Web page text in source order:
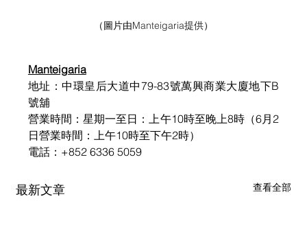
（圖片由Manteigaria提供）
Manteigaria
地址：中環皇后大道中79-83號萬興商業大廈地下B
號舖
營業時間：星期一至日：上午10時至晚上8時（6月2
日營業時間：上午10時至下午2時）
電話：+852 6336 5059
最新文章 查看全部